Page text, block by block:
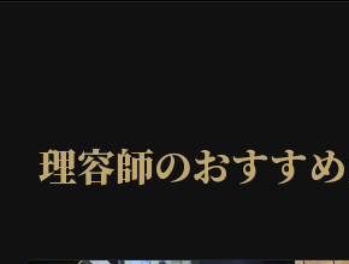
理容師のおすす